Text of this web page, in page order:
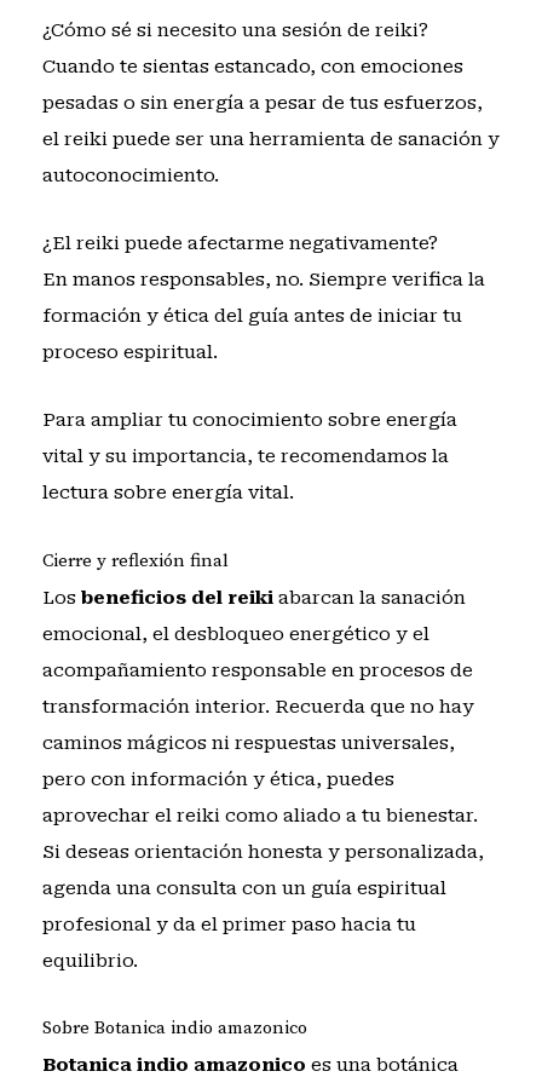
¿Cómo sé si necesito una sesión de reiki?
Cuando te sientas estancado, con emociones
pesadas o sin energía a pesar de tus esfuerzos,
el reiki puede ser una herramienta de sanación y
autoconocimiento.
¿El reiki puede afectarme negativamente?
En manos responsables, no. Siempre verifica la
formación y ética del guía antes de iniciar tu
proceso espiritual.
Para ampliar tu conocimiento sobre energía
vital y su importancia, te recomendamos la
lectura sobre energía vital.
Cierre y reflexión final
Los beneficios del reiki abarcan la sanación
emocional, el desbloqueo energético y el
acompañamiento responsable en procesos de
transformación interior. Recuerda que no hay
caminos mágicos ni respuestas universales,
pero con información y ética, puedes
aprovechar el reiki como aliado a tu bienestar.
Si deseas orientación honesta y personalizada,
agenda una consulta con un guía espiritual
profesional y da el primer paso hacia tu
equilibrio.
Sobre Botanica indio amazonico
Botanica indio amazonico es una botánica